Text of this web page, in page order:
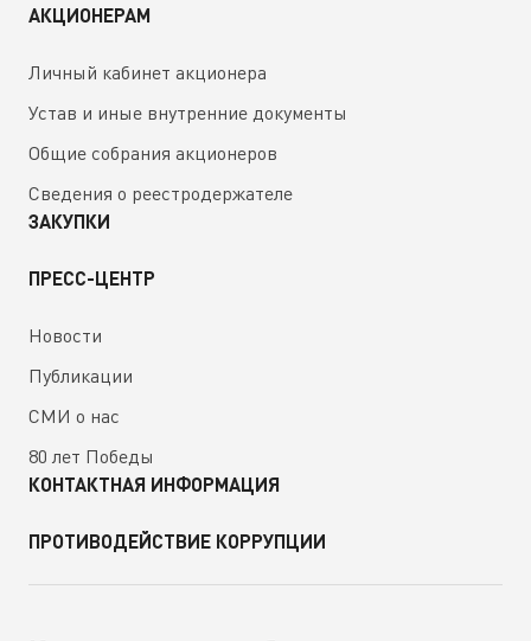
АКЦИОНЕРАМ
Личный кабинет акционера
Устав и иные внутренние документы
Общие собрания акционеров
Сведения о реестродержателе
ЗАКУПКИ
ПРЕСС-ЦЕНТР
Новости
Публикации
СМИ о нас
80 лет Победы
КОНТАКТНАЯ ИНФОРМАЦИЯ
ПРОТИВОДЕЙСТВИЕ КОРРУПЦИИ